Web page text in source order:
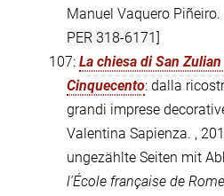
Manuel Vaquero
PER 318-6171]
107: La chiesa di San
Cinquecento: dalla
grandi imprese
Valentina Sapienza. ,
ungezählte Seiten mit
l'École française de Rome